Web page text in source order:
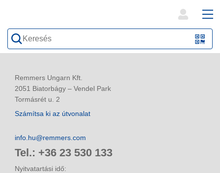
QR-
Code
form
Remmers Ungarn Kft.
2051 Biatorbágy – Vendel Park
Tormásrét u. 2
Számítsa ki az útvonalat
info.hu@remmers.com
Tel.: +36 23 530 133
Nyitvatartási idő: